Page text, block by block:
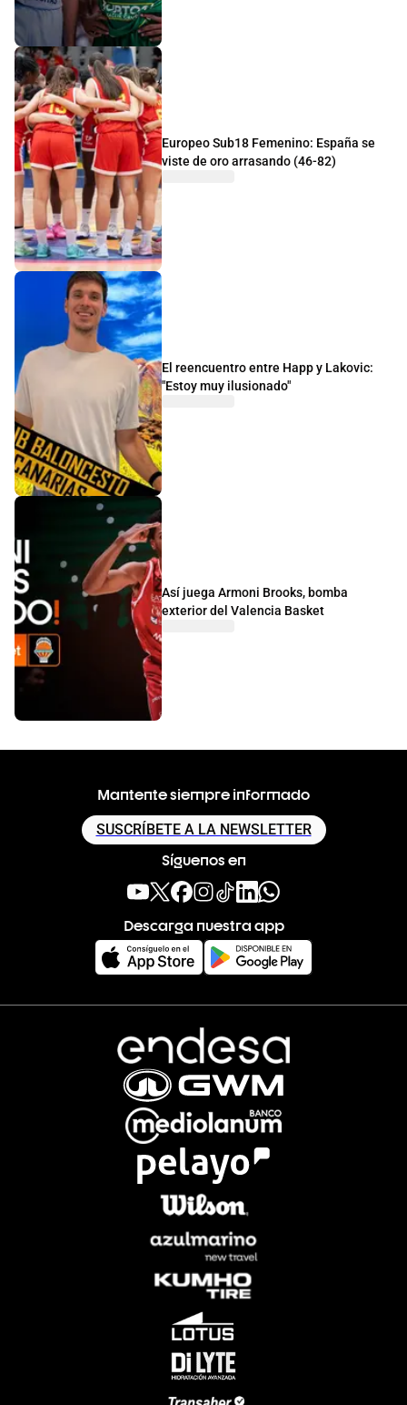
Europeo Sub18 Femenino: España se
viste de oro arrasando (46-82)
El reencuentro entre Happ y Lakovic:
"Estoy muy ilusionado"
Así juega Armoni Brooks, bomba
exterior del Valencia Basket
Mantente siempre informado
SUSCRÍBETE A LA NEWSLETTER
Síguenos en
Descarga nuestra app